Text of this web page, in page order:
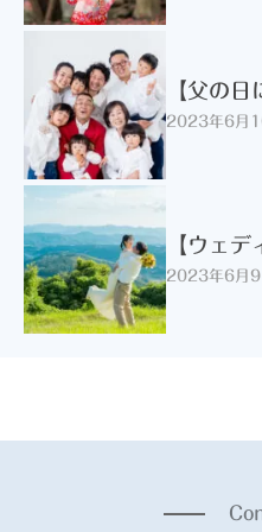
【父の日
2023年6月
【ウェデ
2023年6月9